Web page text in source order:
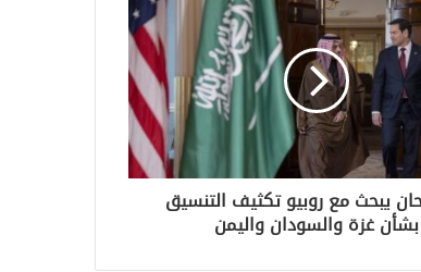
يبحث مع روبيو تكثيف التنسيق
بشأن غزة والسودان واليمن